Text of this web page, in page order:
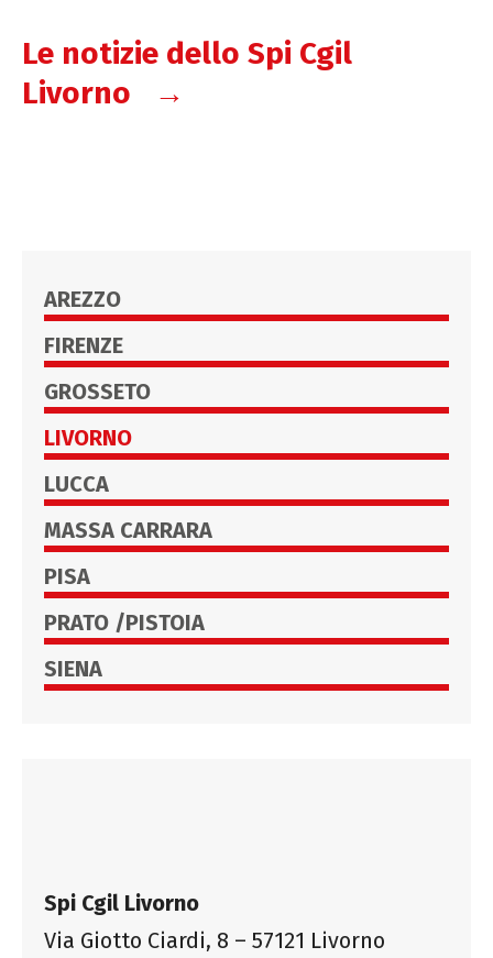
Le notizie dello Spi Cgil
Livorno →
AREZZO
FIRENZE
GROSSETO
LIVORNO
LUCCA
MASSA CARRARA
PISA
PRATO /PISTOIA
SIENA
Spi Cgil Livorno
Via Giotto Ciardi, 8 – 57121 Livorno